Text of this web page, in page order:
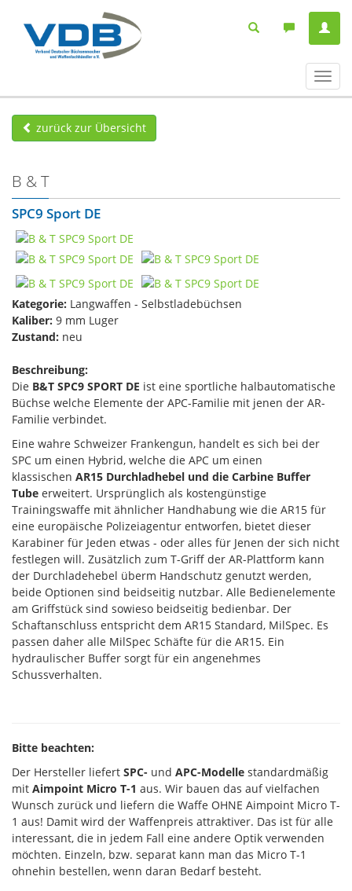
ein-/
zurück zur Übersicht
B & T
SPC9 Sport DE
Kategorie: Langwaffen - Selbstladebüchsen
Kaliber: 9 mm Luger
Zustand: neu
Beschreibung:
Die B&T SPC9 SPORT DE ist eine sportliche halbautomatische
Büchse welche Elemente der APC-Familie mit jenen der AR-
Familie verbindet.
Eine wahre Schweizer Frankengun, handelt es sich bei der
SPC um einen Hybrid, welche die APC um einen
klassischen AR15 Durchladhebel und die Carbine Buffer
Tube erweitert. Ursprünglich als kostengünstige
Trainingswaffe mit ähnlicher Handhabung wie die AR15 für
eine europäische Polizeiagentur entworfen, bietet dieser
Karabiner für Jeden etwas - oder alles für Jenen der sich nicht
festlegen will. Zusätzlich zum T-Griff der AR-Plattform kann
der Durchladehebel überm Handschutz genutzt werden,
beide Optionen sind beidseitig nutzbar. Alle Bedienelemente
am Griffstück sind sowieso beidseitig bedienbar. Der
Schaftanschluss entspricht dem AR15 Standard, MilSpec. Es
passen daher alle MilSpec Schäfte für die AR15. Ein
hydraulischer Buffer sorgt für ein angenehmes
Schussverhalten.
Bitte beachten:
Der Hersteller liefert SPC- und APC-Modelle standardmäßig
mit Aimpoint Micro T-1 aus. Wir bauen das auf vielfachen
Wunsch zurück und liefern die Waffe OHNE Aimpoint Micro T-
1 aus! Damit wird der Waffenpreis attraktiver. Das ist für alle
interessant, die in jedem Fall eine andere Optik verwenden
möchten. Einzeln, bzw. separat kann man das Micro T-1
ohnehin bestellen, wenn daran Bedarf besteht.